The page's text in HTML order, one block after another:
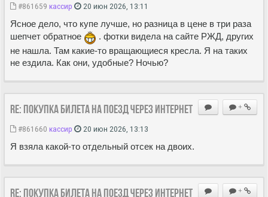
#861659 кассир 20 июн 2026, 13:11
Ясное дело, что купе лучше, но разница в цене в три раза
шепчет обратное
. фотки видела на сайте РЖД, других
не нашла. Там какие-то вращающиеся кресла. Я на таких
не ездила. Как они, удобные? Ночью?
+
Re: Покупка билета на поезд через Интернет
#861660 кассир 20 июн 2026, 13:13
Я взяла какой-то отдельный отсек на двоих.
+
Re: Покупка билета на поезд через Интернет